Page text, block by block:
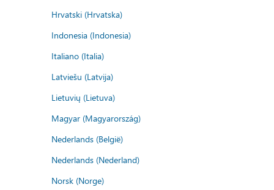
Hrvatski (Hrvatska)
Indonesia (Indonesia)
Italiano (Italia)
Latviešu (Latvija)
Lietuvių (Lietuva)
Magyar (Magyarország)
Nederlands (België)
Nederlands (Nederland)
Norsk (Norge)